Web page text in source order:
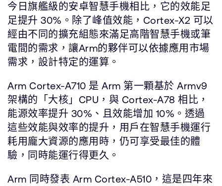
今日旗艦級的安卓智慧手機相比，它的效能足
足提升 30%。除了峰值效能，Cortex-X2 可以
經由不同的擴充組態來滿足高階智慧手機或筆
電間的需求，讓Arm的夥伴可以依據應用市場
需求，設計特定的運算。
Arm Cortex-A710 是 Arm 第一顆基於 Armv9
架構的「大核」CPU，與 Cortex-A78 相比，
能源效率提升 30%、且效能增加 10%。透過
這些效能與效率的提升，用戶在智慧手機運行
耗用龐大資源的應用時，仍可享受最佳的體
驗，同時能運行得更久。
Arm 同時發表 Arm Cortex-A510，這是四年來